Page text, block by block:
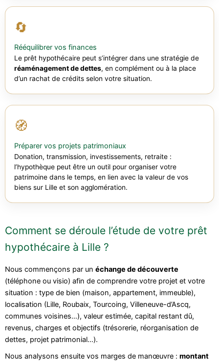
🔄
Rééquilibrer vos finances
Le prêt hypothécaire peut s’intégrer dans une stratégie de
réaménagement de dettes, en complément ou à la place
d’un rachat de crédits selon votre situation.
🧭
Préparer vos projets patrimoniaux
Donation, transmission, investissements, retraite :
l’hypothèque peut être un outil pour organiser votre
patrimoine dans le temps, en lien avec la valeur de vos
biens sur Lille et son agglomération.
Comment se déroule l’étude de votre prêt
hypothécaire à Lille ?
Nous commençons par un échange de découverte
(téléphone ou visio) afin de comprendre votre projet et votre
situation : type de bien (maison, appartement, immeuble),
localisation (Lille, Roubaix, Tourcoing, Villeneuve-d’Ascq,
communes voisines…), valeur estimée, capital restant dû,
revenus, charges et objectifs (trésorerie, réorganisation de
dettes, projet patrimonial…).
Nous analysons ensuite vos marges de manœuvre : montant